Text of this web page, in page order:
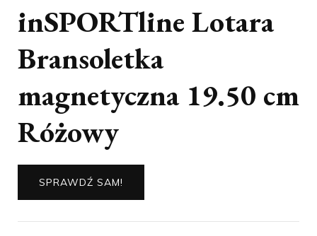
inSPORTline Lotara
Bransoletka
magnetyczna 19.50 cm
Różowy
SPRAWDŹ SAM!